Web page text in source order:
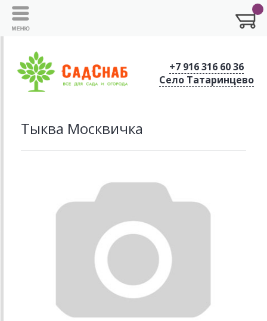
+7 916 316 60 36
Село Татаринцево
Тыква Москвичка